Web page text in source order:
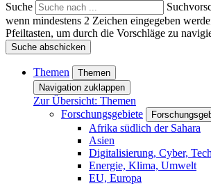
Suche
wenn mindestens 2 Zeichen eingegeben
Pfeiltasten, um durch die Vorschläge zu
Suche abschicken
Themen
Themen
Navigation zuklappen
Zur Übersicht: Themen
Forschungsgebiete
Afrika südlich der Sahara
Asien
Digitalisierung, Cyber,
Energie, Klima, Umwelt
EU, Europa